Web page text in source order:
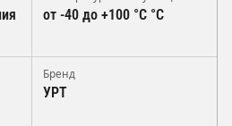
от -40 до +100 °C °C
Бренд
УРТ